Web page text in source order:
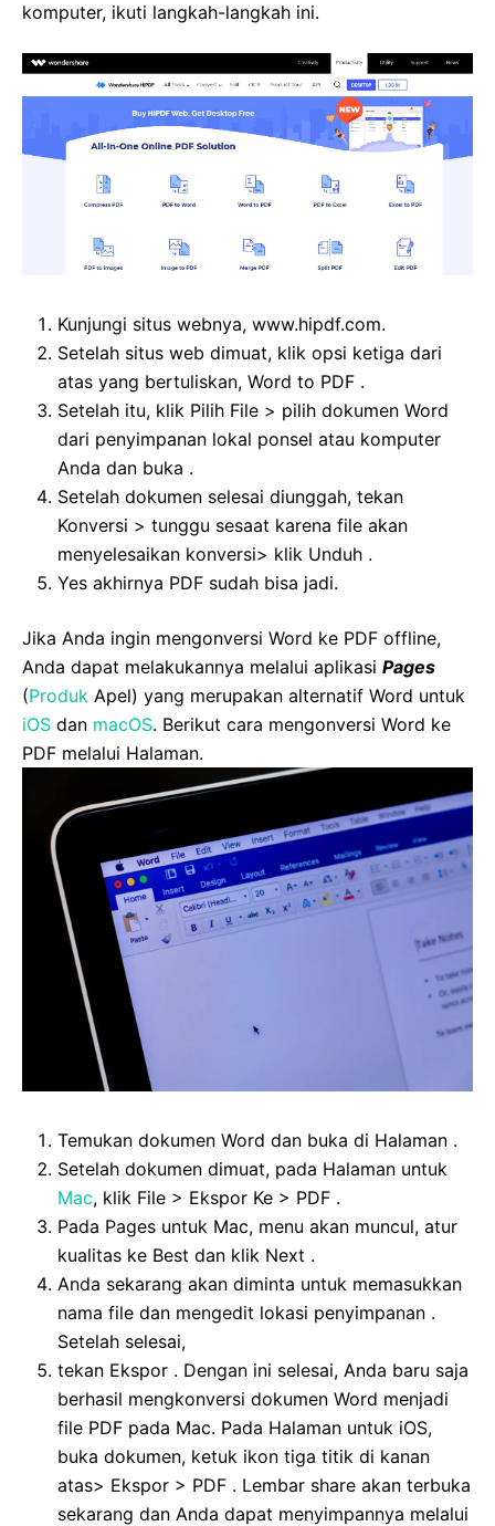
komputer, ikuti langkah-langkah ini.
Kunjungi situs webnya, www.hipdf.com.
Setelah situs web dimuat, klik opsi ketiga dari
atas yang bertuliskan, Word to PDF .
Setelah itu, klik Pilih File > pilih dokumen Word
dari penyimpanan lokal ponsel atau komputer
Anda dan buka .
Setelah dokumen selesai diunggah, tekan
Konversi > tunggu sesaat karena file akan
menyelesaikan konversi> klik Unduh .
Yes akhirnya PDF sudah bisa jadi.
Jika Anda ingin mengonversi Word ke PDF offline,
Anda dapat melakukannya melalui aplikasi Pages
(Produk Apel) yang merupakan alternatif Word untuk
iOS dan macOS. Berikut cara mengonversi Word ke
PDF melalui Halaman.
Temukan dokumen Word dan buka di Halaman .
Setelah dokumen dimuat, pada Halaman untuk
Mac, klik File > Ekspor Ke > PDF .
Pada Pages untuk Mac, menu akan muncul, atur
kualitas ke Best dan klik Next .
Anda sekarang akan diminta untuk memasukkan
nama file dan mengedit lokasi penyimpanan .
Setelah selesai,
tekan Ekspor . Dengan ini selesai, Anda baru saja
berhasil mengkonversi dokumen Word menjadi
file PDF pada Mac. Pada Halaman untuk iOS,
buka dokumen, ketuk ikon tiga titik di kanan
atas> Ekspor > PDF . Lembar share akan terbuka
sekarang dan Anda dapat menyimpannya melalui